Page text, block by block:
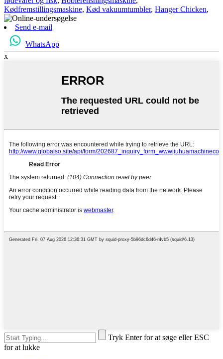
Kødfremstillingsmaskine, Kød vakuumtumbler, Hanger Chicken,
Send e-mail
WhatsApp
x
Tryk Enter for at søge eller ESC
for at lukke